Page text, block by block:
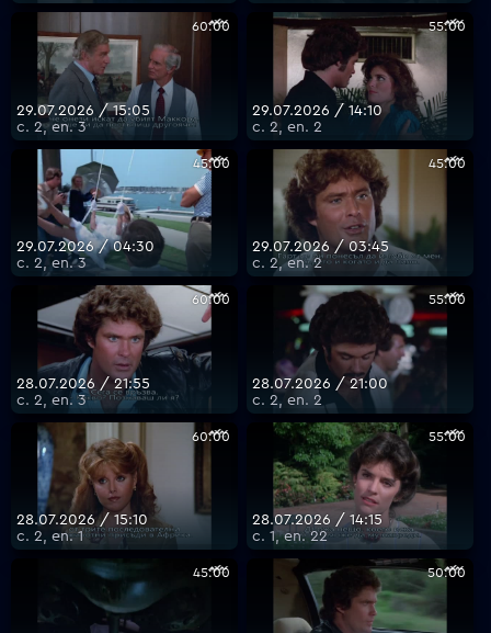
60:00
29.07.2026 / 15:05
с. 2, еп. 3
55:00
29.07.2026 / 14:10
с. 2, еп. 2
45:00
29.07.2026 / 04:30
с. 2, еп. 3
45:00
29.07.2026 / 03:45
с. 2, еп. 2
60:00
28.07.2026 / 21:55
с. 2, еп. 3
55:00
28.07.2026 / 21:00
с. 2, еп. 2
60:00
28.07.2026 / 15:10
с. 2, еп. 1
55:00
28.07.2026 / 14:15
с. 1, еп. 22
45:00 50:00